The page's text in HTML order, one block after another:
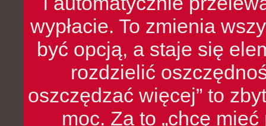
wypłacie. To zmienia
być opcją, a staje się
rozdzielić
oszczędzać więcej” to
moc. Za to „chcę